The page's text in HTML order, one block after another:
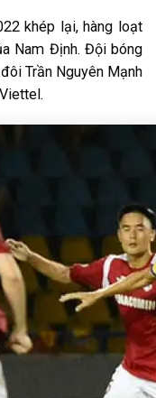
khép lại, hàng loạt
Nam Định. Đội bóng
Trần Nguyên Mạnh